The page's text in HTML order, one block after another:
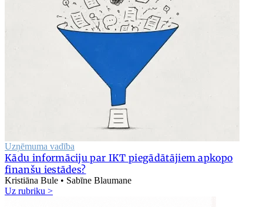
Uzņēmuma vadība
Kādu informāciju par IKT piegādātājiem apkopo
finanšu iestādes?
Kristiāna Bule • Sabīne Blaumane
Uz rubriku >